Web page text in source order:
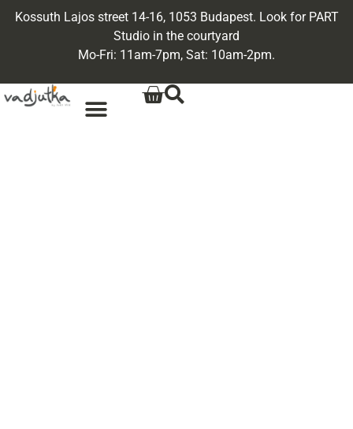
Kossuth Lajos street 14-16, 1053 Budapest. Look for PART
Studio in the courtyard
Mo-Fri: 11am-7pm, Sat: 10am-2pm.